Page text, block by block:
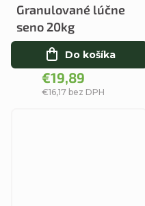
Granulované lúčne
seno 20kg
€16,17 bez DPH
€19,89
Do košíka